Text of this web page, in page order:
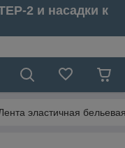
2 и насадки к
эластичная